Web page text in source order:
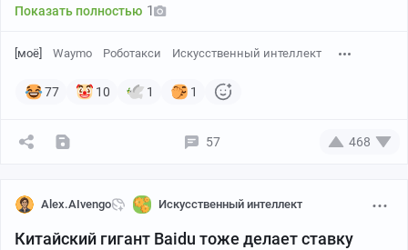
Показать полностью 1
[моё] Waymo Роботакси Искусственный интеллект
77 10 1 1
57 468
Alex.AIvengo Искусственный интеллект
Китайский гигант Baidu тоже делает ставку